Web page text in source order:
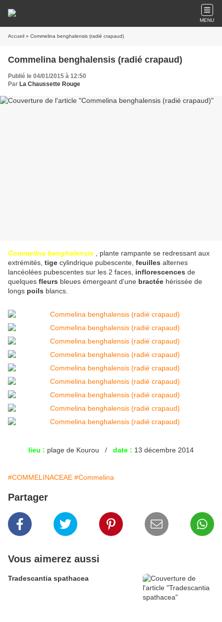
MENU
Accueil » Commelina benghalensis (radié crapaud)
Commelina benghalensis (radié crapaud)
Publié le 04/01/2015 à 12:50
Par La Chaussette Rouge
Commelina benghalensis , plante rampante se redressant aux
extrémités, tige cylindrique pubescente, feuilles alternes
lancéolées pubescentes sur les 2 faces, inflorescences de
quelques fleurs bleues émergeant d'une bractée hérissée de
longs poils blancs.
lieu : plage de Kourou / date : 13 décembre 2014
#COMMELINACEAE #Commelina
Partager
Vous aimerez aussi
Tradescantia spathacea